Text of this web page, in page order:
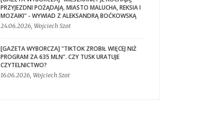
PRZYJEZDNI POŻĄDAJĄ. MIASTO MALUCHA, REKSIA I
MOZAIKI" - WYWIAD Z ALEKSANDRĄ BOĆKOWSKĄ
24.06.2026, Wojciech Szot
[GAZETA WYBORCZA] "TIKTOK ZROBIŁ WIĘCEJ NIŻ
PROGRAM ZA 635 MLN". CZY TUSK URATUJE
CZYTELNICTWO?
16.06.2026, Wojciech Szot